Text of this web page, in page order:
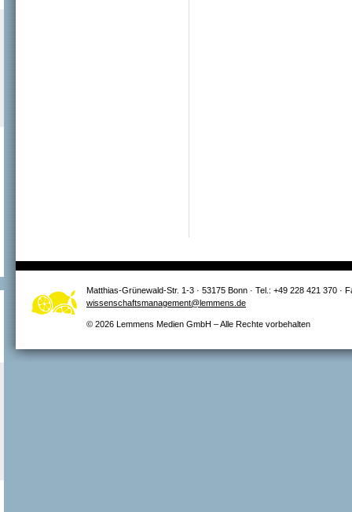
Matthias-Grünewald-Str. 1-3 · 53175 Bonn · Tel.: +49 228 421 370 ·
wissenschaftsmanagement@lemmens.de
© 2026 Lemmens Medien GmbH – Alle Rechte vorbehalten